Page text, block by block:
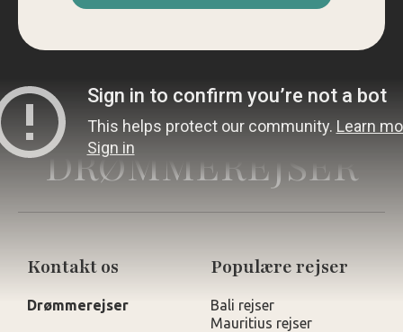
DRØMMEREJSER
Kontakt os
Drømmerejser
Populære rejser
Bali rejser
Mauritius rejser